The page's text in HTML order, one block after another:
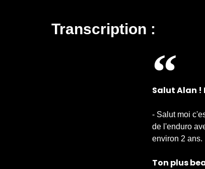
Transcription :
Salut Alan !
- Salut moi
de l'enduro
environ 2 ans.
Ton plus